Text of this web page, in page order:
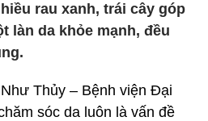
rau xanh, trái cây góp
làn da khỏe mạnh, đều
Thủy – Bệnh viện Đại
sóc da luôn là vấn đề